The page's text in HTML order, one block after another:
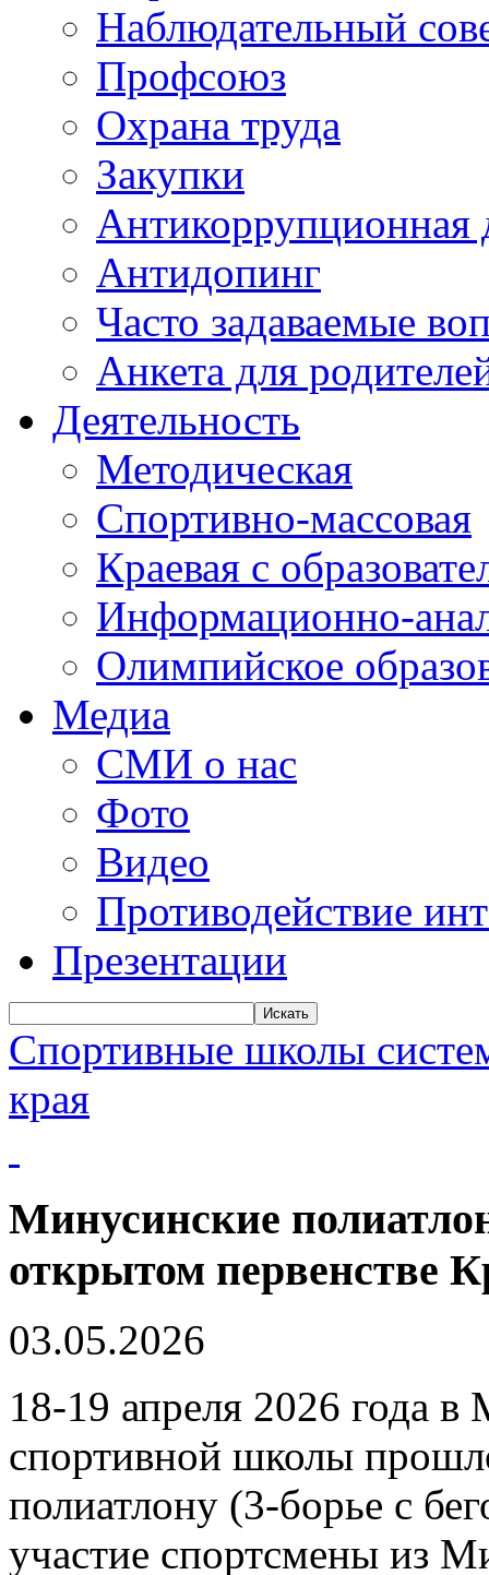
Наблюдательный
Профсоюз
Охрана труда
Закупки
Антикоррупционная
Антидопинг
Часто задаваемые
Анкета для
Деятельность
Методическая
Спортивно-массовая
Краевая с
Информационно-
Олимпийское
Медиа
СМИ о нас
Фото
Видео
Противодействие
Презентации
Искать
Спортивные школы
края
Минусинские
открытом первенстве
03.05.2026
18-19 апреля 2026 года
спортивной школы
полиатлону (3-борье с
участие спортсмены из